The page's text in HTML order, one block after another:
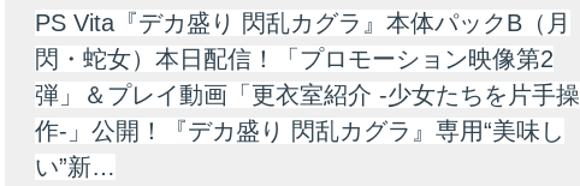
PS Vita『デカ盛り 閃乱カグラ』本体パックB（月
閃・蛇女）本日配信！「プロモーション映像第2
弾」＆プレイ動画「更衣室紹介 -少女たちを片手操
作-」公開！『デカ盛り 閃乱カグラ』専用“美味し
い”新…